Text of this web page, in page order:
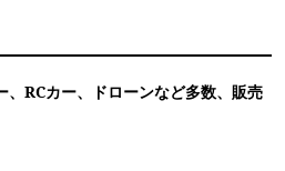
、RCカー、ドローンなど多数、販売